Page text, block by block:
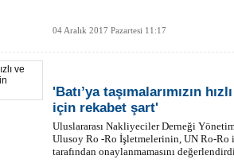
04 Aralık 2017 Pazartesi 11:17
'Batı’ya taşımalarımızın
için rekabet şart'
Uluslararası Nakliyeciler Derneği
Ulusoy Ro -Ro İşletmelerinin, UN Ro-Ro
tarafından onaylanmamasını